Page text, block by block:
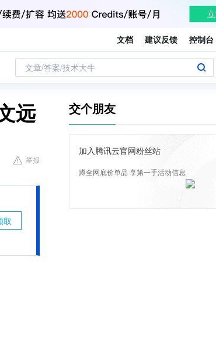
文档 建议反馈 控制台
文章/答案/技术大牛
远
举报
取
交个朋友
加入腾讯云官网粉丝站
蹲全网底价单品 享第一手活动信息